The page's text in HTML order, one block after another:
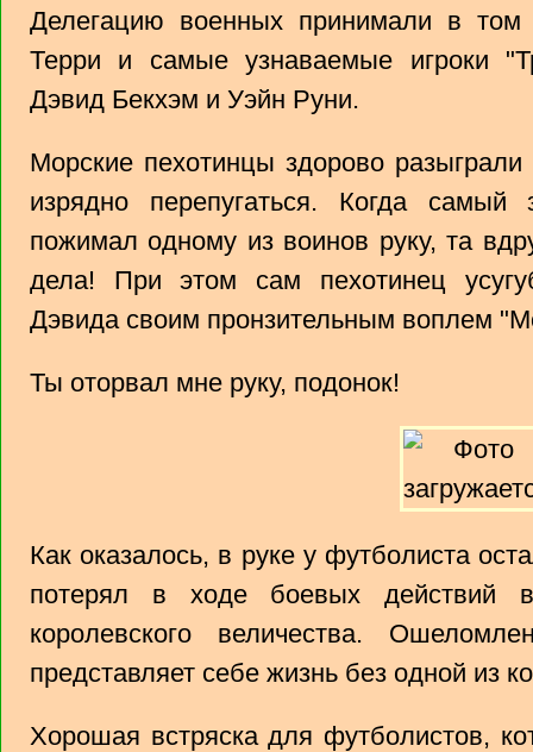
Делегацию военных принимали в
Терри и самые узнаваемые игроки
Дэвид Бекхэм и Уэйн Руни.
Морские пехотинцы здорово
изрядно перепугаться. Когда самый
пожимал одному из воинов руку, та
дела! При этом сам пехотинец
Дэвида своим пронзительным воплем
Ты оторвал мне руку, подонок!
Как оказалось, в руке у футболиста
потерял в ходе боевых действий
королевского величества.
представляет себе жизнь без одной из
Хорошая встряска для футболистов,